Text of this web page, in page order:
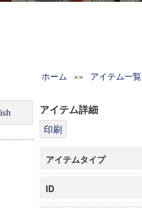
ホーム »» アイテム一覧
アイテム詳細
アイテムタイプ
ID